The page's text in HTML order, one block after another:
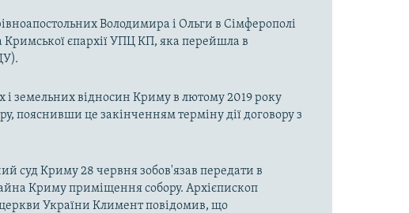
Володимира і Ольги в Сімферополі
Кримської єпархії УПЦ КП, яка перейшла в
і земельних відносин Криму в лютому 2019 року
пояснивши це закінченням терміну дії договору з
суд Криму 28 червня зобов'язав передати в
Криму приміщення собору. Архієпископ
церкви України Климент повідомив, що